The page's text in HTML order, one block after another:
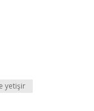
yetişir